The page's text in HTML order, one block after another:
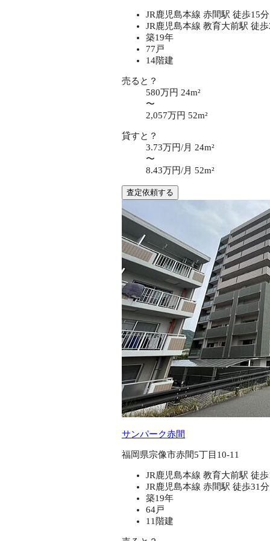
JR鹿児島本線 赤間駅 徒歩15分
JR鹿児島本線 教育大前駅 徒
築19年
77戸
14階建
売ると？
580万円 24m²
〜
2,057万円 52m²
貸すと？
3.73万円/月 24m²
〜
8.43万円/月 52m²
査定依頼する
サンパーク赤間
福岡県宗像市赤間5丁目10-11
JR鹿児島本線 教育大前駅 徒
JR鹿児島本線 赤間駅 徒歩31分
築19年
64戸
11階建